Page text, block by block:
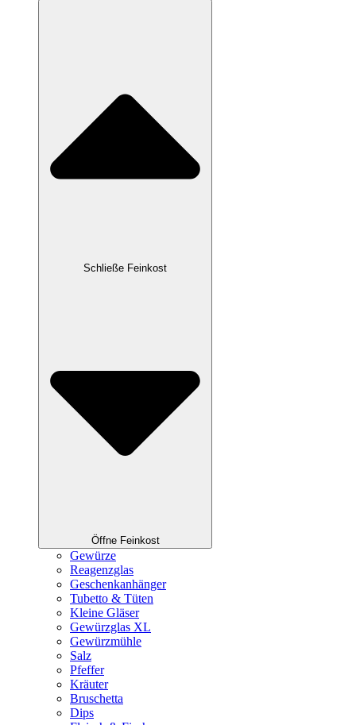
Schließe Feinkost
Öffne Feinkost
Gewürze
Reagenzglas
Geschenkanhänger
Tubetto & Tüten
Kleine Gläser
Gewürzglas XL
Gewürzmühle
Salz
Pfeffer
Kräuter
Bruschetta
Dips